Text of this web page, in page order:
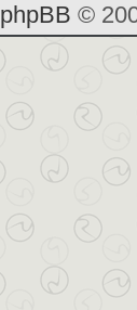
phpBB ©